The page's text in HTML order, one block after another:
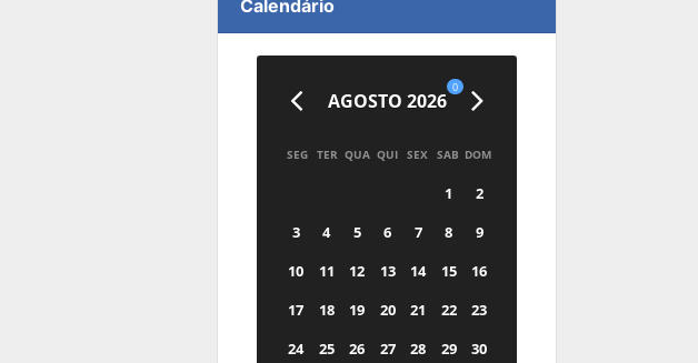
Calendário
AGOSTO 2026
0
SEG TER QUA QUI SEX SAB DOM
1
2
3
4 5 6 7 8
9
10
11 12 13 14 15
16
17
18 19 20 21 22
23
24
25 26 27 28 29
30